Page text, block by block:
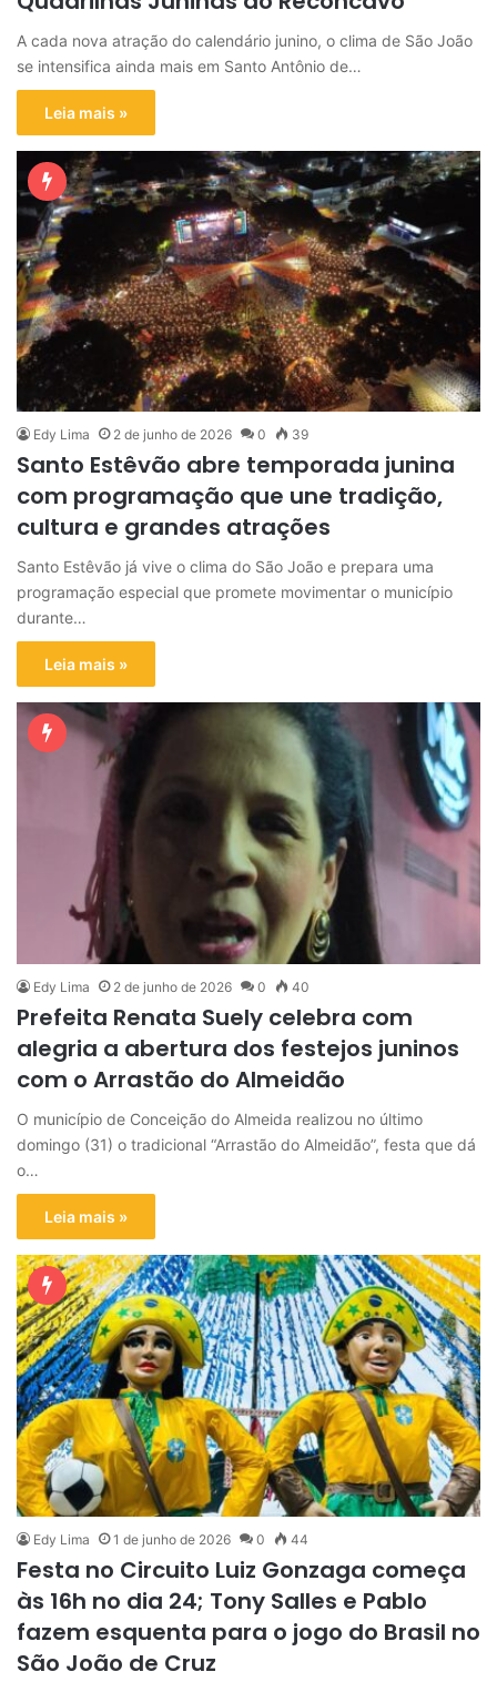
A cada nova atração do calendário junino, o clima de São João
se intensifica ainda mais em Santo Antônio de…
Leia mais »
Edy Lima 2 de junho de 2026 0 39
Santo Estêvão abre temporada junina
com programação que une tradição,
cultura e grandes atrações
Santo Estêvão já vive o clima do São João e prepara uma
programação especial que promete movimentar o município
durante…
Leia mais »
Edy Lima 2 de junho de 2026 0 40
Prefeita Renata Suely celebra com
alegria a abertura dos festejos juninos
com o Arrastão do Almeidão
O município de Conceição do Almeida realizou no último
domingo (31) o tradicional “Arrastão do Almeidão”, festa que dá
o…
Leia mais »
Edy Lima 1 de junho de 2026 0 44
Festa no Circuito Luiz Gonzaga começa
às 16h no dia 24; Tony Salles e Pablo
fazem esquenta para o jogo do Brasil no
São João de Cruz